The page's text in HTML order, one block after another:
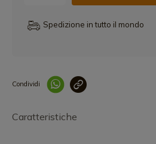
Spedizione in tutto il mondo
Condividi
Caratteristiche